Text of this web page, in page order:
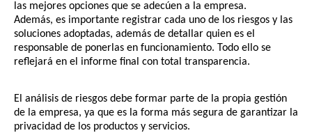
las mejores opciones que se adecúen a la empresa.
Además, es importante registrar cada uno de los riesgos y las
soluciones adoptadas, además de detallar quien es el
responsable de ponerlas en funcionamiento. Todo ello se
reflejará en el informe final con total transparencia.
El análisis de riesgos debe formar parte de la propia gestión
de la empresa, ya que es la forma más segura de garantizar la
privacidad de los productos y servicios.